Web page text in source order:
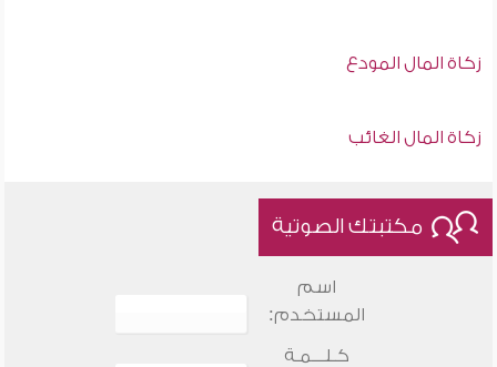
زكاة المال المودع
زكاة المال الغائب
مكتبتك الصوتية
اسم
المستخدم:
كـلـــمـة